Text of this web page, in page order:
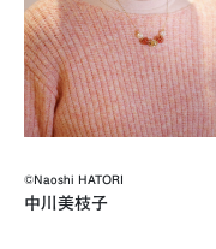
©︎Naoshi HATORI
中川美枝子